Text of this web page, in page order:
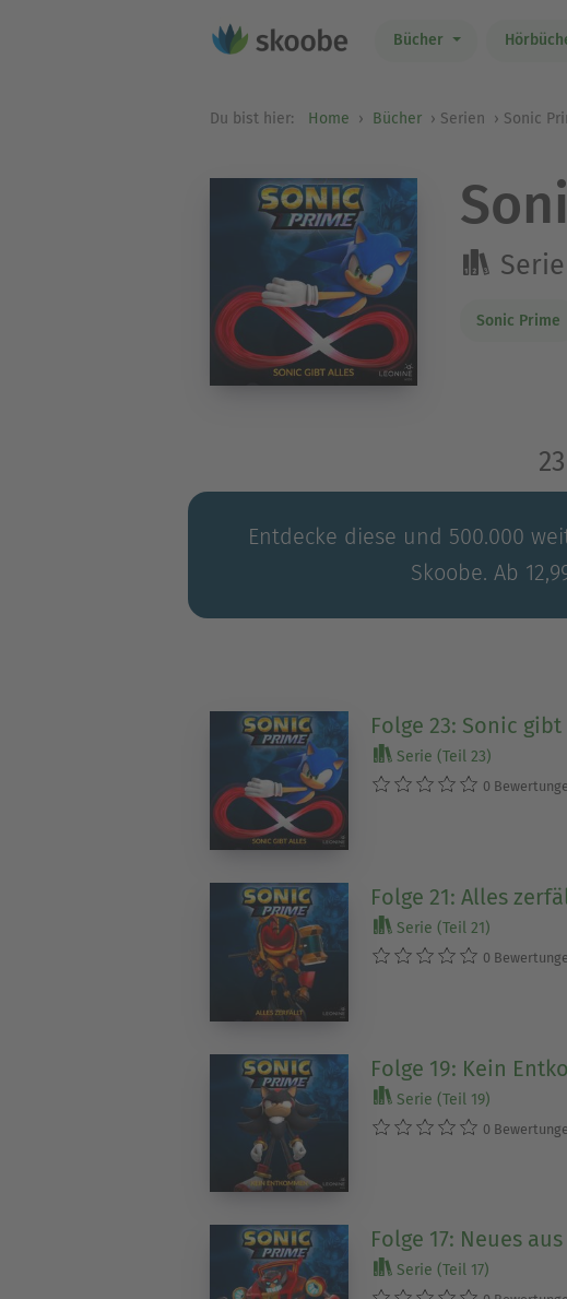
Bücher
Du bist hier: Home Bücher Serien Sonic
Serie
Sonic Prime
Entdecke diese und 500.000
Skoobe. Ab
Folge 23: Sonic
Serie (Teil 23)
0
Folge 21: Alles
Serie (Teil 21)
0
Folge 19: Kein
Serie (Teil 19)
0
Folge 17: Neues
Serie (Teil 17)